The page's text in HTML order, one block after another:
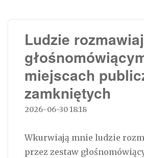
Ludzie
miejscach
zamkniętych
2026-06-30 18:18
Wkurwiają mnie ludzie
przez zestaw